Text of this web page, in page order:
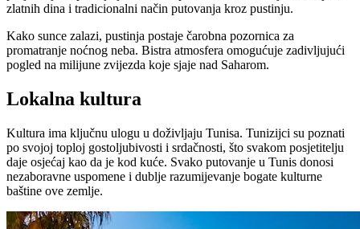
zlatnih dina i tradicionalni način putovanja kroz pustinju.
Kako sunce zalazi, pustinja postaje čarobna pozornica za
promatranje noćnog neba. Bistra atmosfera omogućuje zadivljujući
pogled na milijune zvijezda koje sjaje nad Saharom.
Lokalna kultura
Kultura ima ključnu ulogu u doživljaju Tunisa. Tunizijci su poznati
po svojoj toploj gostoljubivosti i srdačnosti, što svakom posjetitelju
daje osjećaj kao da je kod kuće. Svako putovanje u Tunis donosi
nezaboravne uspomene i dublje razumijevanje bogate kulturne
baštine ove zemlje.